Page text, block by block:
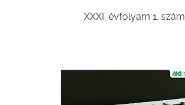
XXXI. évfolyam 1. szám